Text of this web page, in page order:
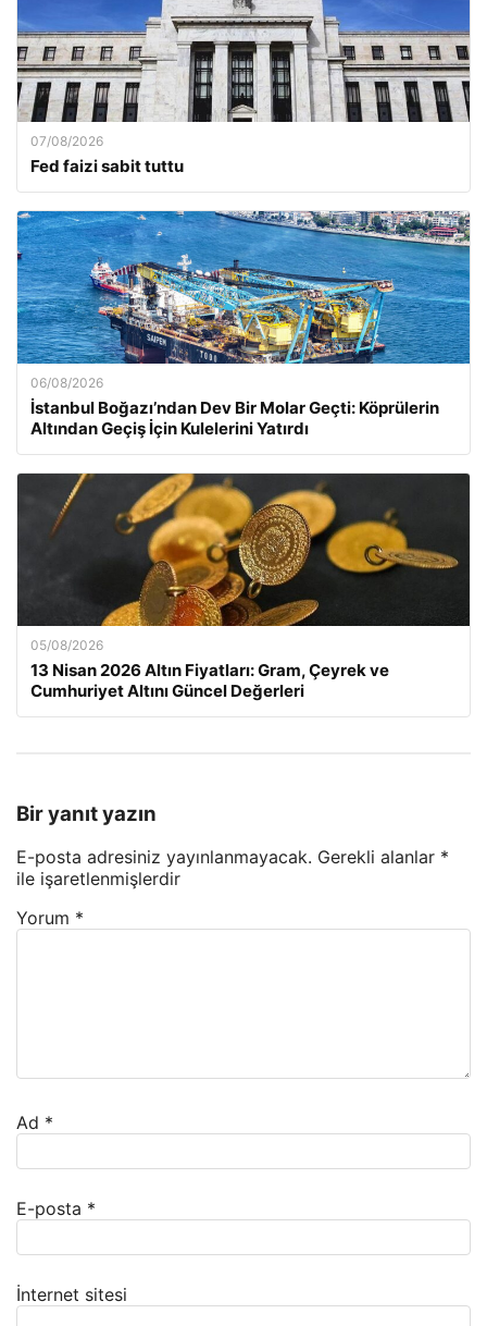
07/08/2026
Fed faizi sabit tuttu
06/08/2026
İstanbul Boğazı’ndan Dev Bir Molar Geçti: Köprülerin
Altından Geçiş İçin Kulelerini Yatırdı
05/08/2026
13 Nisan 2026 Altın Fiyatları: Gram, Çeyrek ve
Cumhuriyet Altını Güncel Değerleri
Bir yanıt yazın
E-posta adresiniz yayınlanmayacak. Gerekli alanlar *
ile işaretlenmişlerdir
Yorum *
Ad *
E-posta *
İnternet sitesi